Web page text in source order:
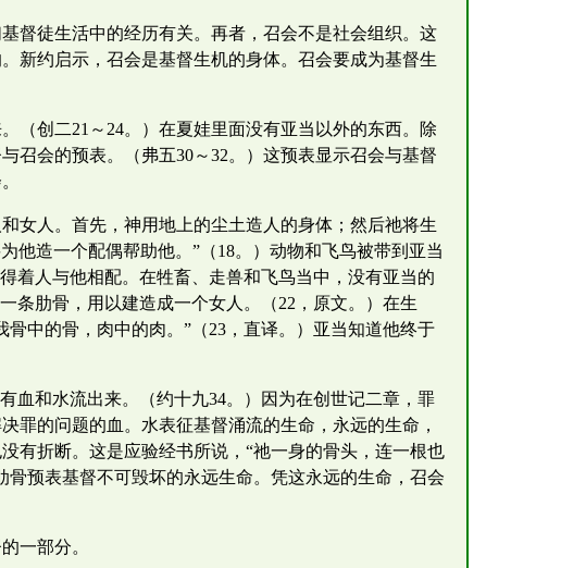
督徒生活中的经历有关。再者，召会不是社会组织。这
新约启示，召会是基督生机的身体。召会要成为基督生
（创二21～24。）在夏娃里面没有亚当以外的东西。除
召会的预表。（弗五30～32。）这预表显示召会与基督
女人。首先，神用地上的尘土造人的身体；然后祂将生
他造一个配偶帮助他。”（18。）动物和飞鸟被带到亚当
着人与他相配。在牲畜、走兽和飞鸟当中，没有亚当的
条肋骨，用以建造成一个女人。（22，原文。）在生
中的骨，肉中的肉。”（23，直译。）亚当知道他终于
血和水流出来。（约十九34。）因为在创世记二章，罪
罪的问题的血。水表征基督涌流的生命，永远的生命，
有折断。这是应验经书所说，“祂一身的骨头，连一根也
预表基督不可毁坏的永远生命。凭这永远的生命，召会
一部分。